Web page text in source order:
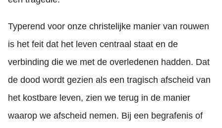
Typerend voor onze christelijke manier van rouwen
is het feit dat het leven centraal staat en de
verbinding die we met de overledenen hadden. Dat
de dood wordt gezien als een tragisch afscheid van
het kostbare leven, zien we terug in de manier
waarop we afscheid nemen. Bij een begrafenis of